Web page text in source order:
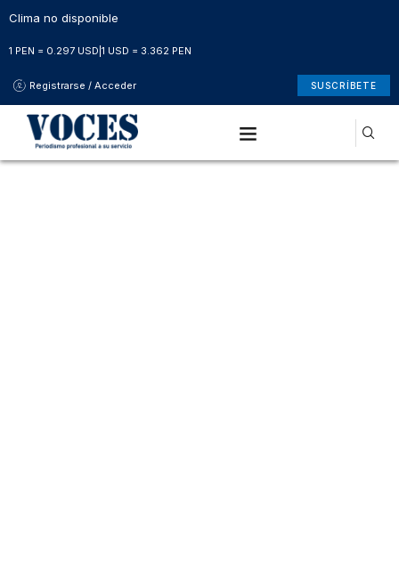
Clima no disponible
1 PEN = 0.297 USD 1 USD = 3.362 PEN
Registrarse / Acceder SUSCRÍBETE